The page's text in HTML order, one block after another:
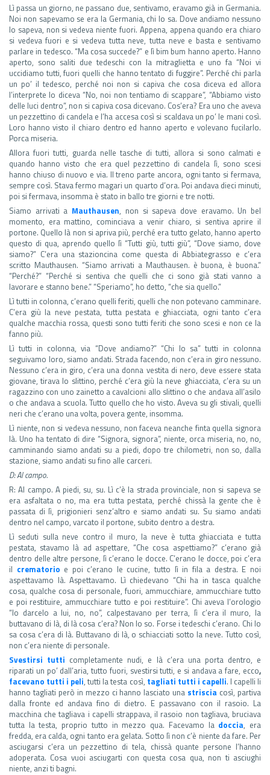
Lì passa un giorno, ne passano due, sentivamo, eravamo già in Germania.
Noi non sapevamo se era la Germania, chi lo sa. Dove andiamo nessuno
lo sapeva, non si vedeva niente fuori. Appena, appena quando era chiaro
si vedeva fuori e si vedeva tutta neve, tutta neve e basta e sentivamo
parlare in tedesco. “Ma cosa succede?” e lì bim bum hanno aperto. Hanno
aperto, sono saliti due tedeschi con la mitraglietta e uno fa “Noi vi
uccidiamo tutti, fuori quelli che hanno tentato di fuggire”. Perché chi parla
un po’ il tedesco, perché noi non si capiva che cosa diceva ed allora
l’interprete lo diceva “No, noi non tentiamo di scappare”, “Abbiamo visto
delle luci dentro”, non si capiva cosa dicevano. Cos’era? Era uno che aveva
un pezzettino di candela e l’ha accesa così si scaldava un po’ le mani così.
Loro hanno visto il chiaro dentro ed hanno aperto e volevano fucilarlo.
Porca miseria.
Allora fuori tutti, guarda nelle tasche di tutti, allora si sono calmati e
quando hanno visto che era quel pezzettino di candela lì, sono scesi
hanno chiuso di nuovo e via. Il treno parte ancora, ogni tanto si fermava,
sempre così. Stava fermo magari un quarto d’ora. Poi andava dieci minuti,
poi si fermava, insomma è stato in ballo tre giorni e tre notti.
Siamo arrivati a Mauthausen, non si sapeva dove eravamo. Un bel
momento, era mattino, cominciava a venir chiaro, si sentiva aprire il
portone. Quello là non si apriva più, perché era tutto gelato, hanno aperto
questo di qua, aprendo quello lì “Tutti giù, tutti giù”, “Dove siamo, dove
siamo?” C’era una stazioncina come questa di Abbiategrasso e c’era
scritto Mauthausen. “Siamo arrivati a Mauthausen. è buona, è buona.”
“Perché?” “Perché si sentiva che quelli che ci sono già stati vanno a
lavorare e stanno bene.” “Speriamo”, ho detto, “che sia quello.”
Lì tutti in colonna, c’erano quelli feriti, quelli che non potevano camminare.
C’era giù la neve pestata, tutta pestata e ghiacciata, ogni tanto c’era
qualche macchia rossa, questi sono tutti feriti che sono scesi e non ce la
fanno più.
Lì tutti in colonna, via “Dove andiamo?” “Chi lo sa” tutti in colonna
seguivamo loro, siamo andati. Strada facendo, non c’era in giro nessuno.
Nessuno c’era in giro, c’era una donna vestita di nero, deve essere stata
giovane, tirava lo slittino, perché c’era giù la neve ghiacciata, c’era su un
ragazzino con uno zainetto a cavalcioni allo slittino o che andava all’asilo
o che andava a scuola. Tutto quello che ho visto. Aveva su gli stivali, quelli
neri che c’erano una volta, povera gente, insomma.
Lì niente, non si vedeva nessuno, non faceva neanche finta quella signora
là. Uno ha tentato di dire “Signora, signora”, niente, orca miseria, no, no,
camminando siamo andati su a piedi, dopo tre chilometri, non so, dalla
stazione, siamo andati su fino alle carceri.
D: Al campo.
R: Al campo. A piedi, su, su. Lì c’è la strada provinciale, non si sapeva se
era asfaltata o no, ma era tutta pestata, perché chissà la gente che è
passata di lì, prigionieri senz’altro e siamo andati su. Su siamo andati
dentro nel campo, varcato il portone, subito dentro a destra.
Lì seduti sulla neve contro il muro, la neve è tutta ghiacciata e tutta
pestata, stavamo là ad aspettare, “Che cosa aspettiamo?” c’erano già
dentro delle altre persone, lì c’erano le docce. C’erano le docce, poi c’era
il crematorio e poi c’erano le cucine, tutto lì in fila a destra. E noi
aspettavamo là. Aspettavamo. Lì chiedevano “Chi ha in tasca qualche
cosa, qualche cosa di personale, fuori, ammucchiare, ammucchiare tutto
e poi restituire, ammucchiare tutto e poi restituire”. Chi aveva l’orologio
“Io darcelo a lui, no, no”, calpestavano per terra, lì c’era il muro, la
buttavano di là, di là cosa c’era? Non lo so. Forse i tedeschi c’erano. Chi lo
sa cosa c’era di là. Buttavano di là, o schiacciati sotto la neve. Tutto così,
non c’era niente di personale.
Svestirsi tutti completamente nudi, e là c’era una porta dentro, e
riparati un po’ dall’aria, tutto fuori, svestirsi tutti, e si andava a fare, ecco,
facevano tutti i peli, tutti la testa così, tagliati tutti i capelli. I capelli li
hanno tagliati però in mezzo ci hanno lasciato una striscia così, partiva
dalla fronte ed andava fino di dietro. E passavano con il rasoio. La
macchina che tagliava i capelli strappava, il rasoio non tagliava, bruciava
tutta la testa, proprio tutto in mezzo qua. Facevamo la doccia, era
fredda, era calda, ogni tanto era gelata. Sotto lì non c’è niente da fare. Per
asciugarsi c’era un pezzettino di tela, chissà quante persone l’hanno
adoperata. Cosa vuoi asciugarti con questa cosa qua, non ti asciughi
niente, anzi ti bagni.